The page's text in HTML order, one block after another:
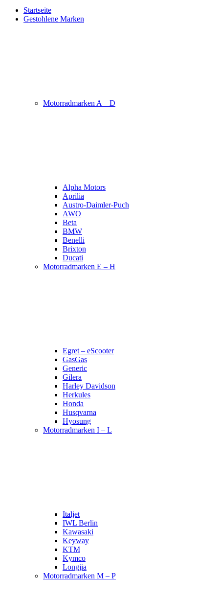
Startseite
Gestohlene Marken
Motorradmarken A – D
Alpha Motors
Aprilia
Austro-Daimler-Puch
AWO
Beta
BMW
Benelli
Brixton
Ducati
Motorradmarken E – H
Egret – eScooter
GasGas
Generic
Gilera
Harley Davidson
Herkules
Honda
Husqvarna
Hyosung
Motorradmarken I – L
Italjet
IWL Berlin
Kawasaki
Keyway
KTM
Kymco
Longjia
Motorradmarken M – P